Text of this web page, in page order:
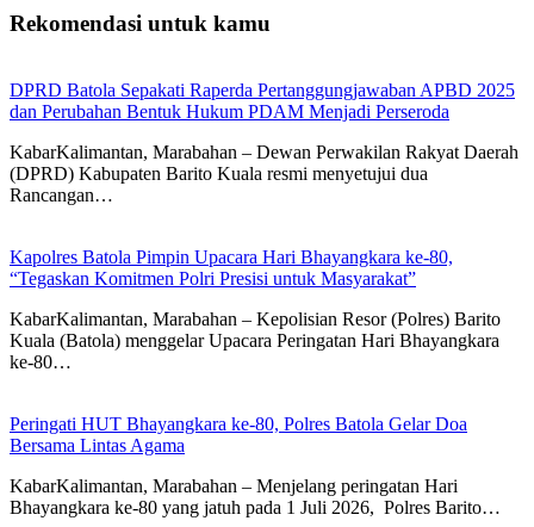
Rekomendasi untuk kamu
DPRD Batola Sepakati Raperda Pertanggungjawaban APBD 2025
dan Perubahan Bentuk Hukum PDAM Menjadi Perseroda
KabarKalimantan, Marabahan – Dewan Perwakilan Rakyat Daerah
(DPRD) Kabupaten Barito Kuala resmi menyetujui dua
Rancangan…
Kapolres Batola Pimpin Upacara Hari Bhayangkara ke-80,
“Tegaskan Komitmen Polri Presisi untuk Masyarakat”
KabarKalimantan, Marabahan – Kepolisian Resor (Polres) Barito
Kuala (Batola) menggelar Upacara Peringatan Hari Bhayangkara
ke-80…
Peringati HUT Bhayangkara ke-80, Polres Batola Gelar Doa
Bersama Lintas Agama
KabarKalimantan, Marabahan – ​Menjelang peringatan Hari
Bhayangkara ke-80 yang jatuh pada 1 Juli 2026, Polres Barito…